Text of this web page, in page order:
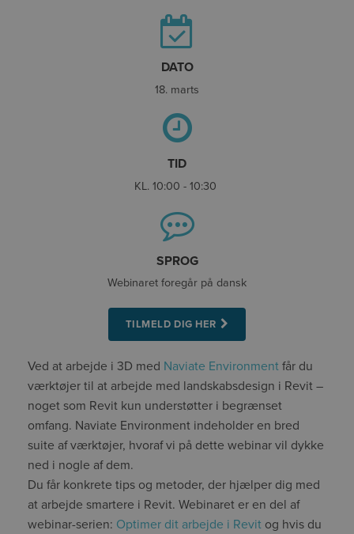
DATO
18. marts
TID
KL. 10:00 - 10:30
SPROG
Webinaret foregår på dansk
TILMELD DIG HER
Ved at arbejde i 3D med Naviate Environment får du
værktøjer til at arbejde med landskabsdesign i Revit –
noget som Revit kun understøtter i begrænset
omfang. Naviate Environment indeholder en bred
suite af værktøjer, hvoraf vi på dette webinar vil dykke
ned i nogle af dem.
Du får konkrete tips og metoder, der hjælper dig med
at arbejde smartere i Revit. Webinaret er en del af
webinar-serien: Optimer dit arbejde i Revit og hvis du